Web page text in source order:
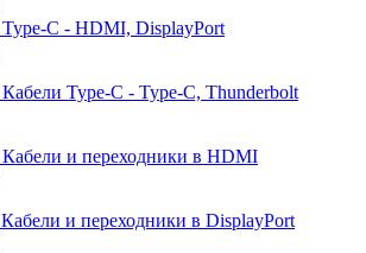
Type-C - HDMI, DisplayPort
Кабели Type-C - Type-C, Thunderbolt
Кабели и переходники в HDMI
Кабели и переходники в DisplayPort